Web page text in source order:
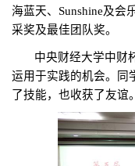
海蓝天、 Sunshine及会
采奖及最佳团队奖。
中央财经大学中财
运用于实践的机会。同
了技能，也收获了友谊。